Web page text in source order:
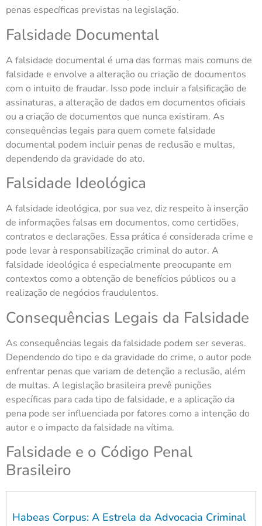
penas específicas previstas na legislação.
Falsidade Documental
A falsidade documental é uma das formas mais comuns de
falsidade e envolve a alteração ou criação de documentos
com o intuito de fraudar. Isso pode incluir a falsificação de
assinaturas, a alteração de dados em documentos oficiais
ou a criação de documentos que nunca existiram. As
consequências legais para quem comete falsidade
documental podem incluir penas de reclusão e multas,
dependendo da gravidade do ato.
Falsidade Ideológica
A falsidade ideológica, por sua vez, diz respeito à inserção
de informações falsas em documentos, como certidões,
contratos e declarações. Essa prática é considerada crime e
pode levar à responsabilização criminal do autor. A
falsidade ideológica é especialmente preocupante em
contextos como a obtenção de benefícios públicos ou a
realização de negócios fraudulentos.
Consequências Legais da Falsidade
As consequências legais da falsidade podem ser severas.
Dependendo do tipo e da gravidade do crime, o autor pode
enfrentar penas que variam de detenção a reclusão, além
de multas. A legislação brasileira prevê punições
específicas para cada tipo de falsidade, e a aplicação da
pena pode ser influenciada por fatores como a intenção do
autor e o impacto da falsidade na vítima.
Falsidade e o Código Penal
Brasileiro
Habeas Corpus: A Estrela da Advocacia Criminal